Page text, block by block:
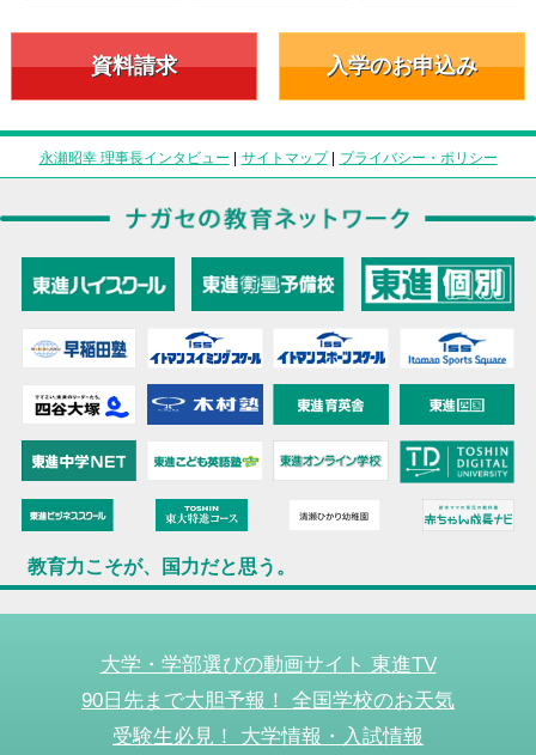
資料請求 入学のお申込み
永瀬昭幸 理事長インタビュー | サイトマップ| プライバシー・ポリシー
教育力こそが、国力だと思う。
大学・学部選びの動画サイト 東進TV
90日先まで大胆予報！ 全国学校のお天気
受験生必見！ 大学情報・入試情報